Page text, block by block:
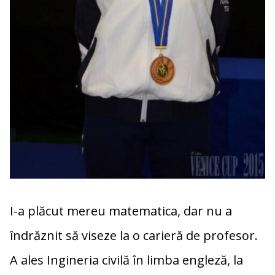
I-a plăcut mereu matematica, dar nu a
îndrăznit să viseze la o carieră de profesor.
A ales Ingineria civilă în limba engleză, la